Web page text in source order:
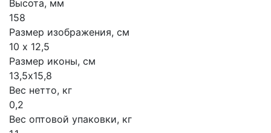
Высота, мм
158
Размер изображения, см
10 х 12,5
Размер иконы, см
13,5х15,8
Вес нетто, кг
0,2
Вес оптовой упаковки, кг